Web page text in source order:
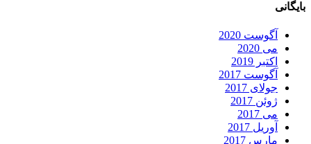
بایگانی
آگوست 2020
می 2020
اکتبر 2019
آگوست 2017
جولای 2017
ژوئن 2017
می 2017
آوریل 2017
مارس 2017